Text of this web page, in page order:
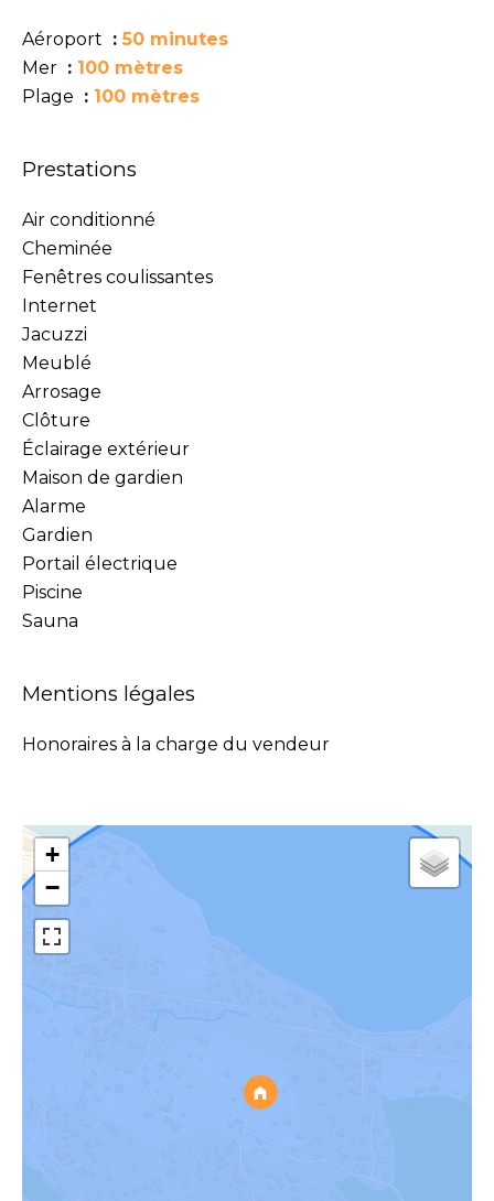
Aéroport
50 minutes
Mer
100 mètres
Plage
100 mètres
Prestations
Air conditionné
Cheminée
Fenêtres coulissantes
Internet
Jacuzzi
Meublé
Arrosage
Clôture
Éclairage extérieur
Maison de gardien
Alarme
Gardien
Portail électrique
Piscine
Sauna
Mentions légales
Honoraires à la charge du vendeur
+
−